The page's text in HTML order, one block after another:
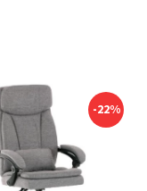
-22%